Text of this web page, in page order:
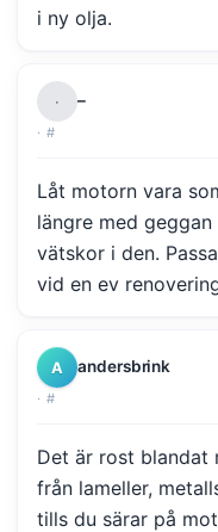
i ny olja.
· –
· #
Låt motorn vara
längre med
vätskor i den.
vid en ev
A andersbrink
· #
Det är rost blandat
från lameller,
tills du särar på